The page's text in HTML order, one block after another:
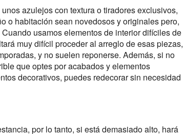
azulejos con textura o tiradores exclusivos,
o habitación sean novedosos y originales pero,
usamos elementos de interior difíciles de
muy difícil proceder al arreglo de esas piezas,
y no suelen reponerse. Además, si no
que optes por acabados y elementos
decorativos, puedes redecorar sin necesidad
por lo tanto, si está demasiado alto, hará